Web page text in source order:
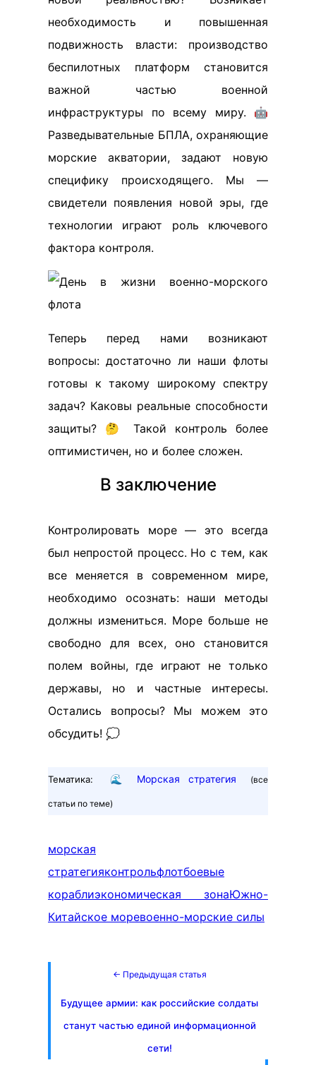
необходимость и повышенная
подвижность власти: производство
беспилотных платформ становится
важной частью военной
инфраструктуры по всему миру. 🤖
Разведывательные БПЛА, охраняющие
морские акватории, задают новую
специфику происходящего. Мы —
свидетели появления новой эры, где
технологии играют роль ключевого
фактора контроля.
Теперь перед нами возникают
вопросы: достаточно ли наши флоты
готовы к такому широкому спектру
задач? Каковы реальные способности
защиты? 🤔 Такой контроль более
оптимистичен, но и более сложен.
В заключение
Контролировать море — это всегда
был непростой процесс. Но с тем, как
все меняется в современном мире,
необходимо осознать: наши методы
должны измениться. Море больше не
свободно для всех, оно становится
полем войны, где играют не только
державы, но и частные интересы.
Остались вопросы? Мы можем это
обсудить! 💭
Тематика: 🌊 Морская стратегия (все
статьи по теме)
морская
стратегияконтрольфлотбоевые
кораблиэкономическая зонаЮжно-
Китайское моревоенно-морские силы
← Предыдущая статья
Будущее армии: как российские солдаты
станут частью единой информационной
сети!